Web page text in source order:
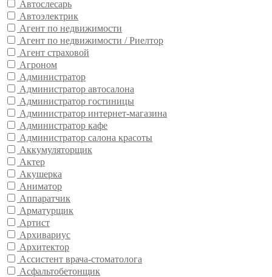
Автослесарь
Автоэлектрик
Агент по недвижимости
Агент по недвижимости / Риелтор
Агент страховой
Агроном
Администратор
Администратор автосалона
Администратор гостиницы
Администратор интернет-магазина
Администратор кафе
Администратор салона красоты
Аккумуляторщик
Актер
Акушерка
Аниматор
Аппаратчик
Арматурщик
Артист
Архивариус
Архитектор
Ассистент врача-стоматолога
Асфальтобетонщик